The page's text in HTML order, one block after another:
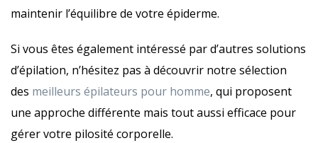
maintenir l’équilibre de votre épiderme.
Si vous êtes également intéressé par d’autres solutions
d’épilation, n’hésitez pas à découvrir notre sélection
des meilleurs épilateurs pour homme, qui proposent
une approche différente mais tout aussi efficace pour
gérer votre pilosité corporelle.